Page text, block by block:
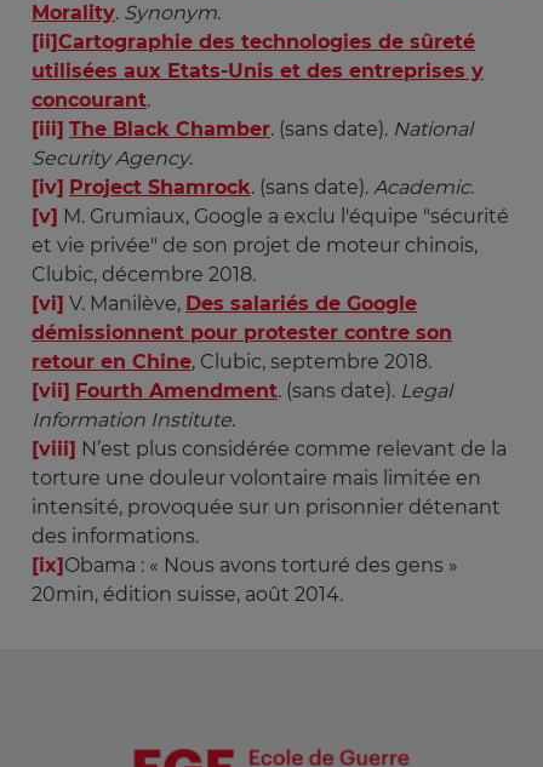
Morality. Synonym.
[ii] Cartographie des technologies de sûreté
utilisées aux Etats-Unis et des entreprises y
concourant.
[iii] The Black Chamber. (sans date). National
Security Agency.
[iv]
Project Shamrock. (sans date). Academic.
[v] M. Grumiaux, Google a exclu l'équipe "sécurité
et vie privée" de son projet de moteur chinois,
Clubic, décembre 2018.
[vi] V. Manilève, Des salariés de Google
démissionnent pour protester contre son
retour en Chine, Clubic, septembre 2018.
[vii]
Fourth Amendment. (sans date). Legal
Information Institute.
[viii] N’est plus considérée comme relevant de la
torture une douleur volontaire mais limitée en
intensité, provoquée sur un prisonnier détenant
des informations.
[ix] Obama : « Nous avons torturé des gens »
20min, édition suisse, août 2014.